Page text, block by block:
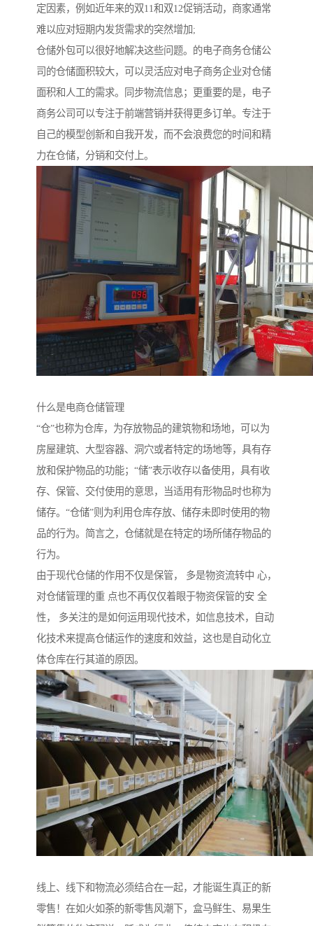
定因素，例如近年来的双11和双12促销活动，商家通常
难以应对短期内发货需求的突然增加;
仓储外包可以很好地解决这些问题。的电子商务仓储公
司的仓储面积较大，可以灵活应对电子商务企业对仓储
面积和人工的需求。同步物流信息；更重要的是，电子
商务公司可以专注于前端营销并获得更多订单。专注于
自己的模型创新和自我开发，而不会浪费您的时间和精
力在仓储，分销和交付上。
什么是电商仓储管理
“仓”也称为仓库，为存放物品的建筑物和场地，可以为
房屋建筑、大型容器、洞穴或者特定的场地等，具有存
放和保护物品的功能；“储”表示收存以备使用，具有收
存、保管、交付使用的意思，当适用有形物品时也称为
储存。“仓储”则为利用仓库存放、储存未即时使用的物
品的行为。简言之，仓储就是在特定的场所储存物品的
行为。
由于现代仓储的作用不仅是保管， 多是物资流转中 心，
对仓储管理的重 点也不再仅仅着眼于物资保管的安 全
性， 多关注的是如何运用现代技术，如信息技术，自动
化技术来提高仓储运作的速度和效益，这也是自动化立
体仓库在行其道的原因。
线上、线下和物流必须结合在一起，才能诞生真正的新
零售！在如火如荼的新零售风潮下，盒马鲜生、易果生